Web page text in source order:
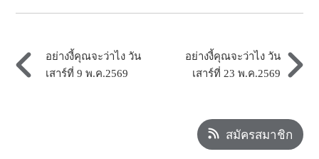
อย่างงี้คุณจะว่าไง วัน
เสาร์ที่ 9 พ.ค.2569
อย่างงี้คุณจะว่าไง วัน
เสาร์ที่ 23 พ.ค.2569
สมัครสมาชิก